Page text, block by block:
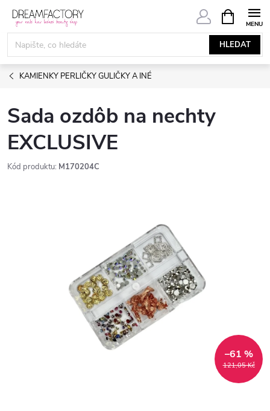
Přejít
obsah
HLEDAT
NÁKUPNÍ
KOŠÍK
KAMIENKY PERLIČKY GULIČKY A INÉ
Sada ozdôb na nechty
EXCLUSIVE
Kód produktu: M170204C
121,05 Kč
–61 %